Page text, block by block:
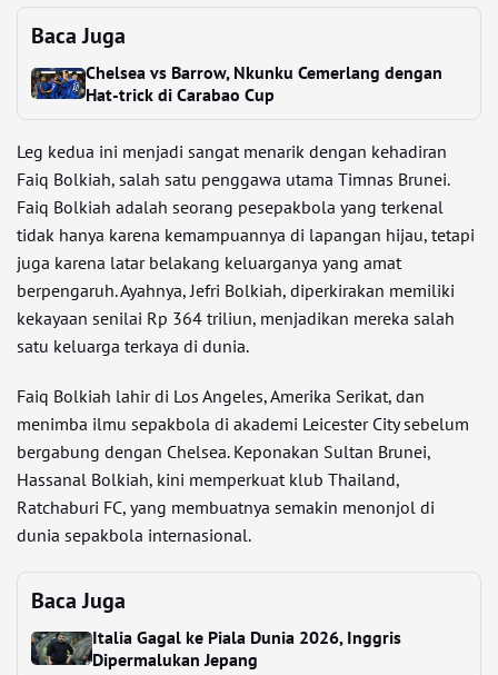
Baca Juga
Chelsea vs Barrow, Nkunku Cemerlang dengan
Hat-trick di Carabao Cup
Leg kedua ini menjadi sangat menarik dengan kehadiran
Faiq Bolkiah, salah satu penggawa utama Timnas Brunei.
Faiq Bolkiah adalah seorang pesepakbola yang terkenal
tidak hanya karena kemampuannya di lapangan hijau, tetapi
juga karena latar belakang keluarganya yang amat
berpengaruh. Ayahnya, Jefri Bolkiah, diperkirakan memiliki
kekayaan senilai Rp 364 triliun, menjadikan mereka salah
satu keluarga terkaya di dunia.
Faiq Bolkiah lahir di Los Angeles, Amerika Serikat, dan
menimba ilmu sepakbola di akademi Leicester City sebelum
bergabung dengan Chelsea. Keponakan Sultan Brunei,
Hassanal Bolkiah, kini memperkuat klub Thailand,
Ratchaburi FC, yang membuatnya semakin menonjol di
dunia sepakbola internasional.
Baca Juga
Italia Gagal ke Piala Dunia 2026, Inggris
Dipermalukan Jepang